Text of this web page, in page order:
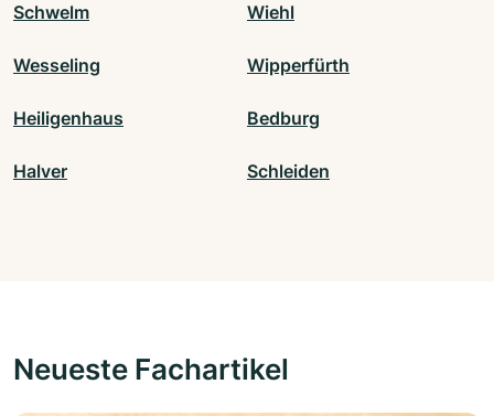
Schwelm Wiehl
Wesseling Wipperfürth
Heiligenhaus Bedburg
Halver Schleiden
Neueste Fachartikel